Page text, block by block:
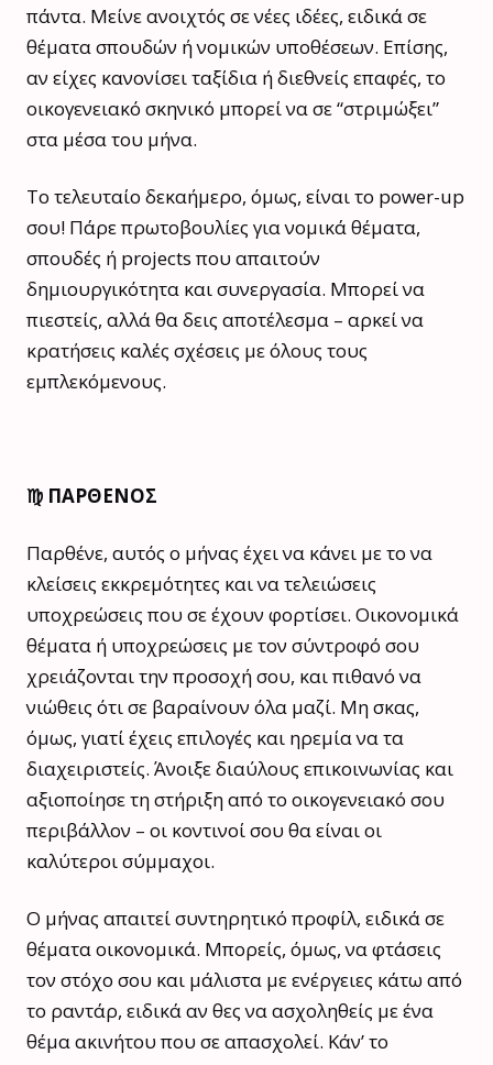
πάντα. Μείνε ανοιχτός σε νέες ιδέες, ειδικά σε
θέματα σπουδών ή νομικών υποθέσεων. Επίσης,
αν είχες κανονίσει ταξίδια ή διεθνείς επαφές, το
οικογενειακό σκηνικό μπορεί να σε “στριμώξει”
στα μέσα του μήνα.
Το τελευταίο δεκαήμερο, όμως, είναι το power-up
σου! Πάρε πρωτοβουλίες για νομικά θέματα,
σπουδές ή projects που απαιτούν
δημιουργικότητα και συνεργασία. Μπορεί να
πιεστείς, αλλά θα δεις αποτέλεσμα – αρκεί να
κρατήσεις καλές σχέσεις με όλους τους
εμπλεκόμενους.
♍️ ΠΑΡΘΕΝΟΣ
Παρθένε, αυτός ο μήνας έχει να κάνει με το να
κλείσεις εκκρεμότητες και να τελειώσεις
υποχρεώσεις που σε έχουν φορτίσει. Οικονομικά
θέματα ή υποχρεώσεις με τον σύντροφό σου
χρειάζονται την προσοχή σου, και πιθανό να
νιώθεις ότι σε βαραίνουν όλα μαζί. Μη σκας,
όμως, γιατί έχεις επιλογές και ηρεμία να τα
διαχειριστείς. Άνοιξε διαύλους επικοινωνίας και
αξιοποίησε τη στήριξη από το οικογενειακό σου
περιβάλλον – οι κοντινοί σου θα είναι οι
καλύτεροι σύμμαχοι.
Ο μήνας απαιτεί συντηρητικό προφίλ, ειδικά σε
θέματα οικονομικά. Μπορείς, όμως, να φτάσεις
τον στόχο σου και μάλιστα με ενέργειες κάτω από
το ραντάρ, ειδικά αν θες να ασχοληθείς με ένα
θέμα ακινήτου που σε απασχολεί. Κάν’ το